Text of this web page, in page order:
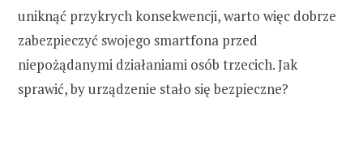
uniknąć przykrych konsekwencji, warto więc dobrze
zabezpieczyć swojego smartfona przed
niepożądanymi działaniami osób trzecich. Jak
sprawić, by urządzenie stało się bezpieczne?